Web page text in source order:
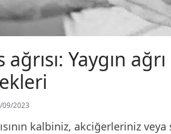
ağrısı: Yaygın
09/2023
kalbiniz, akciğerleriniz